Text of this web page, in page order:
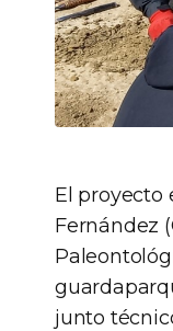
El proyecto
Fernández
junto